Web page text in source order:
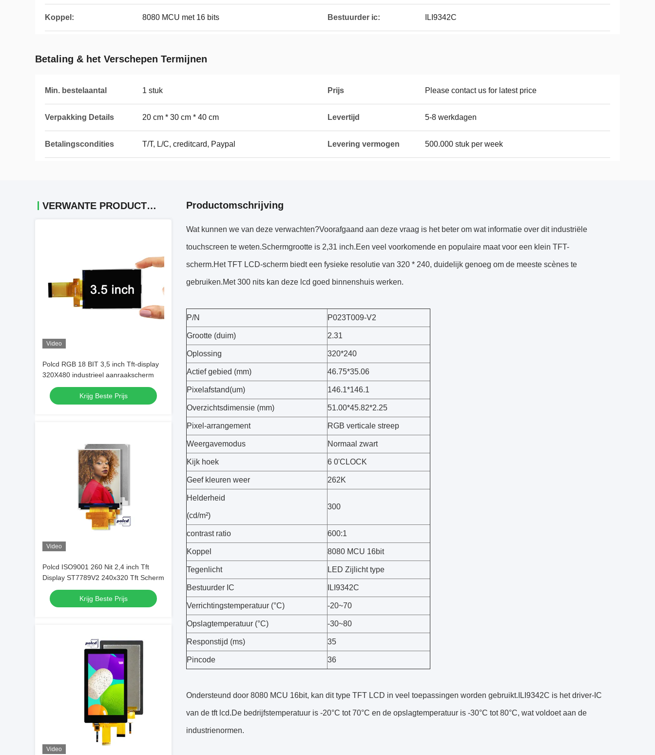
Koppel: 8080 MCU met 16 bits Bestuurder ic: ILI9342C
Betaling & het Verschepen Termijnen
Min. bestelaantal 1 stuk Prijs Please contact us for latest price
Verpakking Details 20 cm * 30 cm * 40 cm Levertijd 5-8 werkdagen
Betalingscondities T/T, L/C, creditcard, Paypal Levering vermogen 500.000 stuk per week
VERWANTE PRODUCTEN
Video
Polcd RGB 18 BIT 3,5 inch Tft-display
320X480 industrieel aanraakscherm
Krijg Beste Prijs
Video
Polcd ISO9001 260 Nit 2,4 inch Tft
Display ST7789V2 240x320 Tft Scherm
Krijg Beste Prijs
Video
Productomschrijving
Wat kunnen we van deze verwachten?Voorafgaand aan deze vraag is het beter om wat informatie over dit industriële
touchscreen te weten.Schermgrootte is 2,31 inch.Een veel voorkomende en populaire maat voor een klein TFT-
scherm.Het TFT LCD-scherm biedt een fysieke resolutie van 320 * 240, duidelijk genoeg om de meeste scènes te
gebruiken.Met 300 nits kan deze lcd goed binnenshuis werken.
P/N P023T009-V2
Grootte (duim) 2.31
Oplossing 320*240
Actief gebied (mm) 46.75*35.06
Pixelafstand(um) 146.1*146.1
Overzichtsdimensie (mm) 51.00*45.82*2.25
Pixel-arrangement RGB verticale streep
Weergavemodus Normaal zwart
Kijk hoek 6 0'CLOCK
Geef kleuren weer 262K
Helderheid
(cd/m²)
300
contrast ratio 600:1
Koppel 8080 MCU 16bit
Tegenlicht LED Zijlicht type
Bestuurder IC ILI9342C
Verrichtingstemperatuur (°C) -20~70
Opslagtemperatuur (°C) -30~80
Responstijd (ms) 35
Pincode 36
Ondersteund door 8080 MCU 16bit, kan dit type TFT LCD in veel toepassingen worden gebruikt.ILI9342C is het driver-IC
van de tft lcd.De bedrijfstemperatuur is -20°C tot 70°C en de opslagtemperatuur is -30°C tot 80°C, wat voldoet aan de
industrienormen.